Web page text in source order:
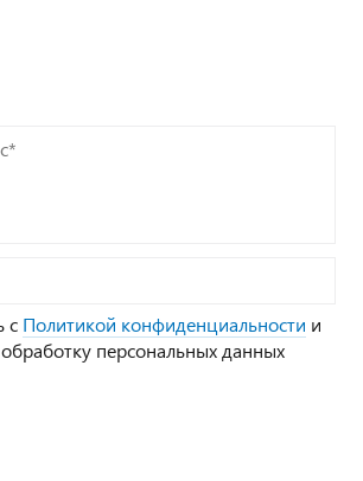
с Политикой конфиденциальности и
персональных данных